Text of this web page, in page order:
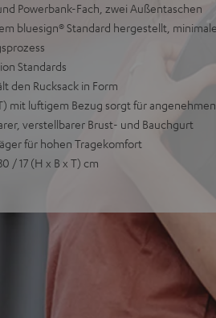
Powerbank-Fach, zwei Außentaschen
bluesign® Standard hergestellt,
Standards
den Rucksack in Form
mit luftigem Bezug sorgt für angenehmen
verstellbarer Brust- und Bauchgurt
für hohen Tragekomfort
/ 17 (H x B x T) cm